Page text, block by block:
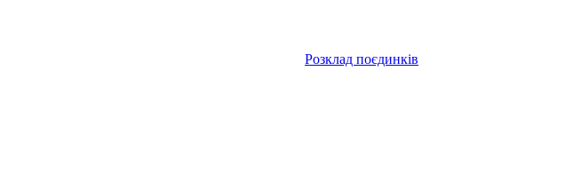
Розклад поєдинків